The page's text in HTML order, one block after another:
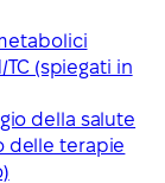
(spiegati in
della salute
delle terapie